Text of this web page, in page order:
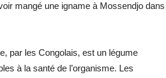
mangé une igname à Mossendjo dans
par les Congolais, est un légume
à la santé de l’organisme. Les